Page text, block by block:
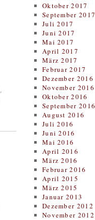
,
Oktober 2017
September 2017
Juli 2017
Juni 2017
Mai 2017
April 2017
März 2017
Februar 2017
Dezember 2016
November 2016
Oktober 2016
September 2016
August 2016
Juli 2016
Juni 2016
Mai 2016
April 2016
März 2016
Februar 2016
April 2015
März 2015
Januar 2013
Dezember 2012
November 2012